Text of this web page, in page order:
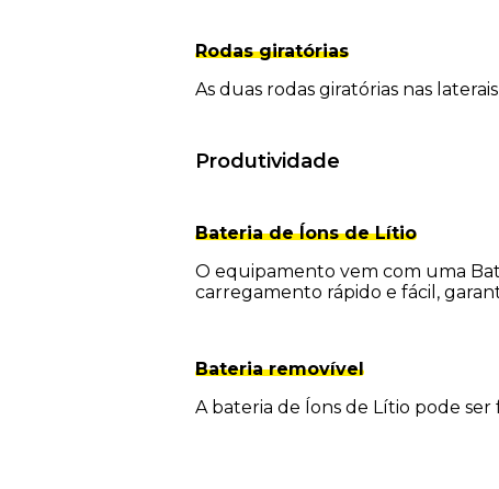
Rodas giratórias
As duas rodas giratórias nas
Produtividade
Bateria de Íons de Lítio
O equipamento vem com uma
carregamento rápido e fácil,
Bateria removível
A bateria de Íons de Lítio pode